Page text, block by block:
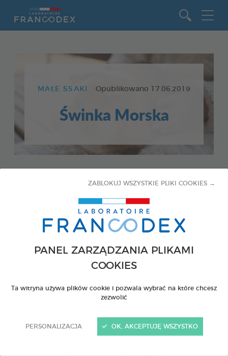
PANEL ZARZĄDZANIA PLIKAMI
COOKIES
Ta witryna używa plików cookie i pozwala wybrać na które chcesz
zezwolić
PERSONALIZACJA
ZABLOKUJ WSZYSTKIE PLIKI COOKIES →
OK, AKCEPTUJĘ WSZYSTKO
MAŁE SSAKI Opublikowano 17.06.2019
Świnka Morska
Informacje Ogólne